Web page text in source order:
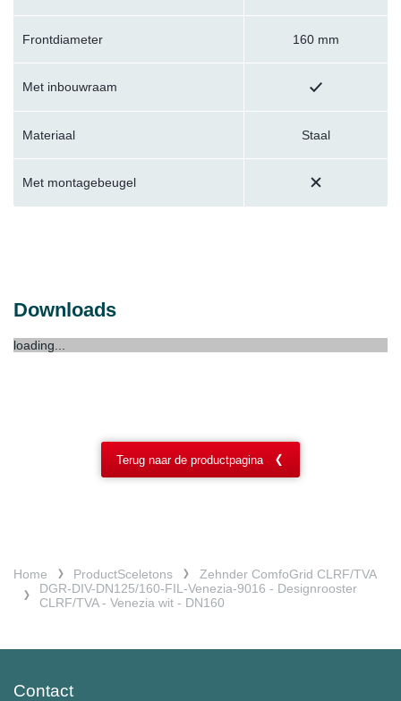
Frontdiameter 160 mm
Met inbouwraam
Materiaal Staal
Met montagebeugel
Downloads
loading...
Terug naar de productpagina
Home ProductSceletons
Zehnder ComfoGrid CLRF/TVA
DGR-DIV-DN125/160-FIL-Venezia-9016 - Designrooster
CLRF/TVA - Venezia wit - DN160
Contact